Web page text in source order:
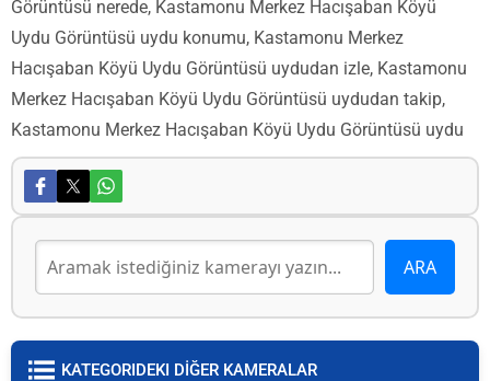
Görüntüsü nerede, Kastamonu Merkez Hacışaban Köyü
Uydu Görüntüsü uydu konumu, Kastamonu Merkez
Hacışaban Köyü Uydu Görüntüsü uydudan izle, Kastamonu
Merkez Hacışaban Köyü Uydu Görüntüsü uydudan takip,
Kastamonu Merkez Hacışaban Köyü Uydu Görüntüsü uydu
KATEGORIDEKI DİĞER KAMERALAR